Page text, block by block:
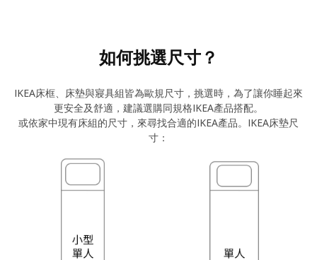
如何挑選尺寸？
IKEA床框、床墊與寢具組皆為歐規尺寸，挑選時，為了讓你睡起來
更安全及舒適，建議選購同規格IKEA產品搭配。
或依家中現有床組的尺寸，來尋找合適的IKEA產品。IKEA床墊尺
寸：